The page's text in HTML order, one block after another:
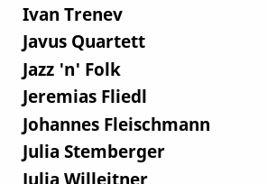
Ivan Trenev
Javus Quartett
Jazz 'n' Folk
Jeremias Fliedl
Johannes Fleischmann
Julia Stemberger
Julia Willeitner